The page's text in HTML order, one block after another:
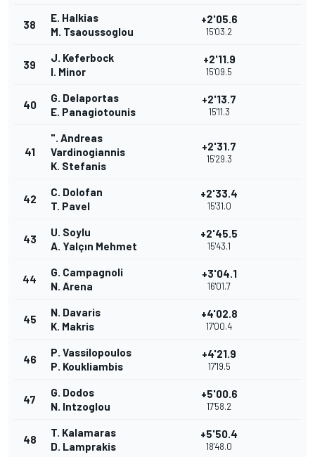
38
E. Halkias
M. Tsaoussoglou
+2'05.6
15'03.2
39
J. Keferbock
I. Minor
+2'11.9
15'09.5
40
G. Delaportas
E. Panagiotounis
+2'13.7
15'11.3
41
". Andreas
Vardinogiannis
K. Stefanis
+2'31.7
15'29.3
42
C. Dolofan
T. Pavel
+2'33.4
15'31.0
43
U. Soylu
A. Yalçın Mehmet
+2'45.5
15'43.1
44
G. Campagnoli
N. Arena
+3'04.1
16'01.7
45
N. Davaris
K. Makris
+4'02.8
17'00.4
46
P. Vassilopoulos
P. Koukliambis
+4'21.9
17'19.5
47
G. Dodos
N. Intzoglou
+5'00.6
17'58.2
48
T. Kalamaras
D. Lamprakis
+5'50.4
18'48.0